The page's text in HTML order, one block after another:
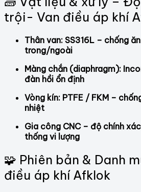
trội- Van điều áp khí
Thân van: SS316L – chống
trong/ngoài
Màng chắn (diaphragm):
đàn hồi ổn định
Vòng kín: PTFE / FKM –
nhiệt
Gia công CNC – độ chính
thống vi lượng
🧩 Phiên bản & Danh
điều áp khí Afklok